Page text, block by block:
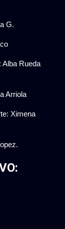
G.
Alba Rueda
Arriola
Ximena